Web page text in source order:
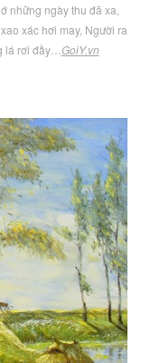
những ngày thu đã xa,
xác hơi may, Người ra
rơi đầy… GoiY.vn